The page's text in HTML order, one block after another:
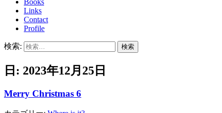
Books
Links
Contact
Profile
検索:
日: 2023年12月25日
Merry Christmas 6